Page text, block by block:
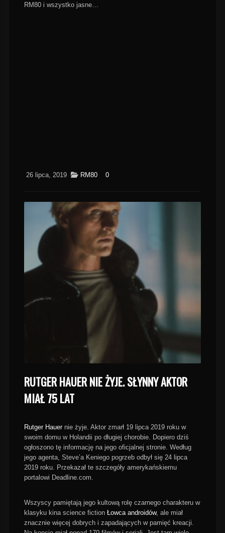
RM80 i wszystko jasne…
26 lipca, 2019 RM80 0
RUTGER HAUER NIE ŻYJE. SŁYNNY AKTOR
MIAŁ 75 LAT
Rutger Hauernie żyje. Aktor zmarł 19 lipca 2019 roku w
swoim domu w Holandii po długiej chorobie. Dopiero dziś
ogłoszono tę informację na jego oficjalnej stronie. Według
jego agenta, Steve’a Keniego pogrzeb odbył się 24 lipca
2019 roku. Przekazał te szczegóły amerykańskiemu
portalowi Deadline.com.
Wszyscy pamiętają jego kultową rolę czarnego charakteru w
klasyku kina science fiction Łowca androidów, ale miał
znacznie więcej dobrych i zapadających w pamięć kreacji.